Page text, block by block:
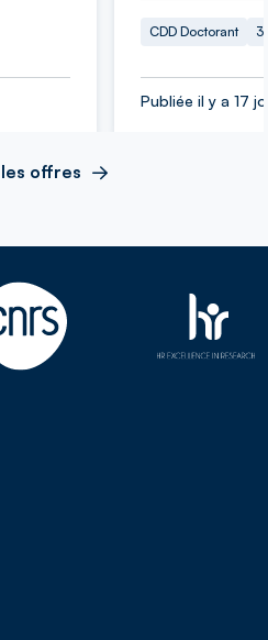
CDD Doctorant
Publiée il y a 17
offres